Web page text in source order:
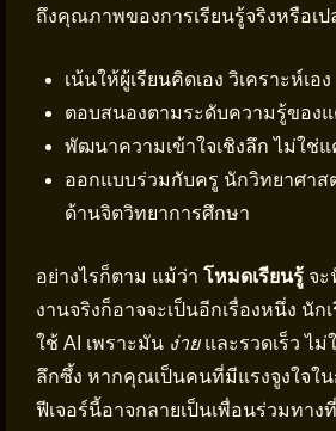
ถึงคุณภาพของการเรียนรู้จริงหรือเป
เน้นให้ผู้เรียนคิดเอง วิเคราะห์เอง
ตอบสนองตามระดับความรู้ของ
พัฒนาความเข้าใจเชิงลึก ไม่ใช่แ
ออกแบบร่วมกับครู นักวิทยาศาส
ด้านจิตวิทยาการศึกษา
อย่างไรก็ตาม แม้ว่า โหมดเรียนรู้ จะ
งานจริงก็อาจจะเป็นอีกเรื่องหนึ่ง นั
ใช้ AI เพราะมัน ง่ายและรวดเร็ว ไม่
ลึกซึ้ง หากคุณเป็นคนที่มีแรงจูงใจใน
ฟีเจอร์นี้อาจกลายเป็นเพื่อนร่วมทา